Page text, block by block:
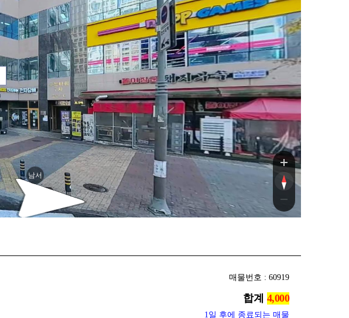
남서
매물번호 : 60919
합계
1일 후에 종료되는 매물